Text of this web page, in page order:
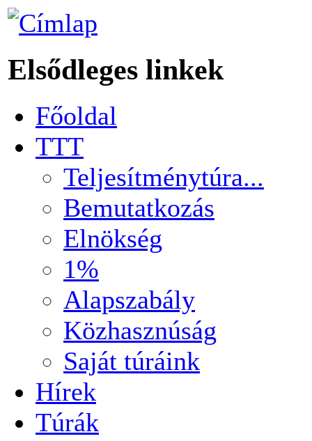
Elsődleges linkek
Főoldal
TTT
Teljesítménytúra...
Bemutatkozás
Elnökség
1%
Alapszabály
Közhasznúság
Saját túráink
Hírek
Túrák